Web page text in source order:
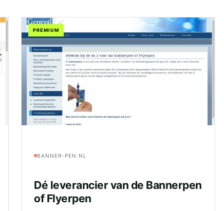
PREMIUM
BANNER-PEN.NL
Dé leverancier van de Bannerpen
of Flyerpen